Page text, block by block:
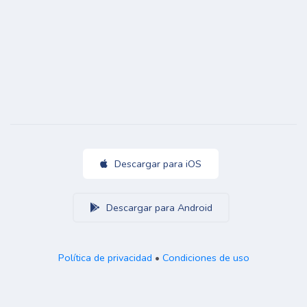
Descargar para iOS
Descargar para Android
Política de privacidad • Condiciones de uso